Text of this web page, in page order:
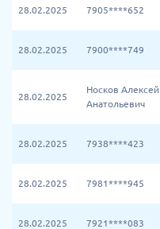
28.02.2025 7905****652
28.02.2025 7900****749
28.02.2025
Носков Алексей
Анатольевич
28.02.2025 7938****423
28.02.2025 7981****945
28.02.2025 7921****083